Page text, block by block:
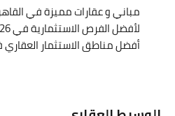
مباني و عقارات مميزة في
لأفضل الفرص الاستثمارية في 2026 - بوابة مصر العقارية
أفضل مناطق الاستثمار العقاري في